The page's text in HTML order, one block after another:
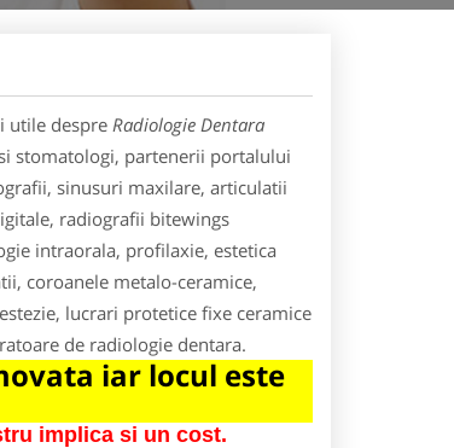
utile despreRadiologie Dentara
stomatologi, partenerii portalului
sinusuri maxilare, articulatii
radiografii bitewings
intraorala, profilaxie, estetica
coroanele metalo-ceramice,
lucrari protetice fixe ceramice
de radiologie dentara.
iar locul este
implica si un cost.